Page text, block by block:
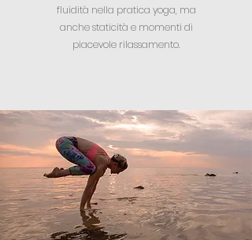
fluidità nella pratica yoga, ma
anche staticità e momenti di
piacevole rilassamento.